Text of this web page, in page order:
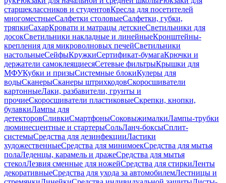
старшеклассников и студентовКресла для посетителей
многоместныеСалфетки столовыеСалфетки, губки,
тряпкиСахарКровати и матрацы детскиеСветильники для
досокСветильники накладные и линейныеКронштейны-
крепления для микроволновых печейСветильники
настольныеСейфыКружкиСертификат-бумагаКрючки и
держатели самоклеящиесяСетевые фильтрыКрышки для
МФУКубки и призыСистемные блокиКулеры для
водыСканерыСканеры штрихкодовСкоросшиватели
картонныеЛаки, разбавители, грунты и
прочиеСкоросшиватели пластиковыеСкрепки, кнопки,
булавкиЛампы для
детекторовСливкиСмартфоныСоковыжималкиЛампы-трубки
люминесцентные и стартерыСольЛанч-боксыСплит-
системыСредства для дезинфекцииЛастики
художественныеСредства для минимоекСредства для мытья
полаЛеденцы, карамель и дражеСредства для мытья
стеколЛезвия сменные для ножейСредства для стиркиЛенты
декоративныеСредства для ухода за автомобилемЛестницы и